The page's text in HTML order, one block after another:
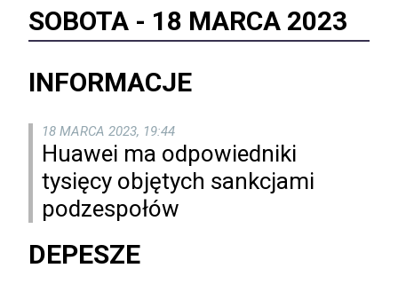
SOBOTA - 18 MARCA 2023
INFORMACJE
18 MARCA 2023, 19:44
Huawei ma odpowiedniki
tysięcy objętych sankcjami
podzespołów
DEPESZE